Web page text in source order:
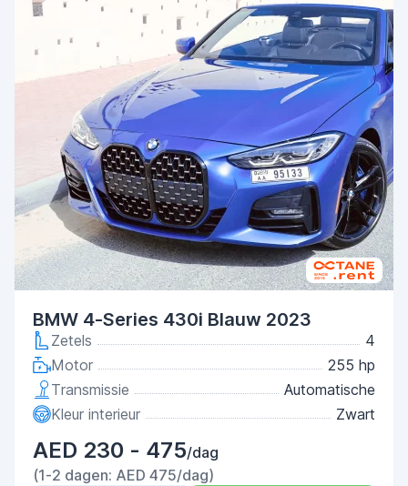
BMW 4-Series 430i Blauw 2023
Zetels
4
Motor
255 hp
Transmissie
Automatische
Kleur interieur
Zwart
AED 230 - 475/dag
(1-2 dagen: AED 475/dag)